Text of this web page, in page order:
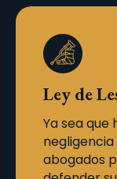
Ley de
Ya sea que
abogados